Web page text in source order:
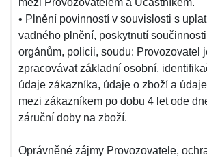
mezi Provozovatelem a Účastníkem.
• Plnění povinností v souvislosti s
vadného plnění, poskytnutí
orgánům, policii, soudu: Provozovatel
zpracovávat základní osobní,
údaje zákazníka, údaje o zboží a
mezi zákazníkem po dobu 4 let ode
záruční doby na zboží.
Oprávněné zájmy Provozovatele,